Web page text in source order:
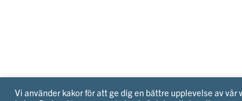
Vi använder kakor för att ge dig en bättre upplevelse av